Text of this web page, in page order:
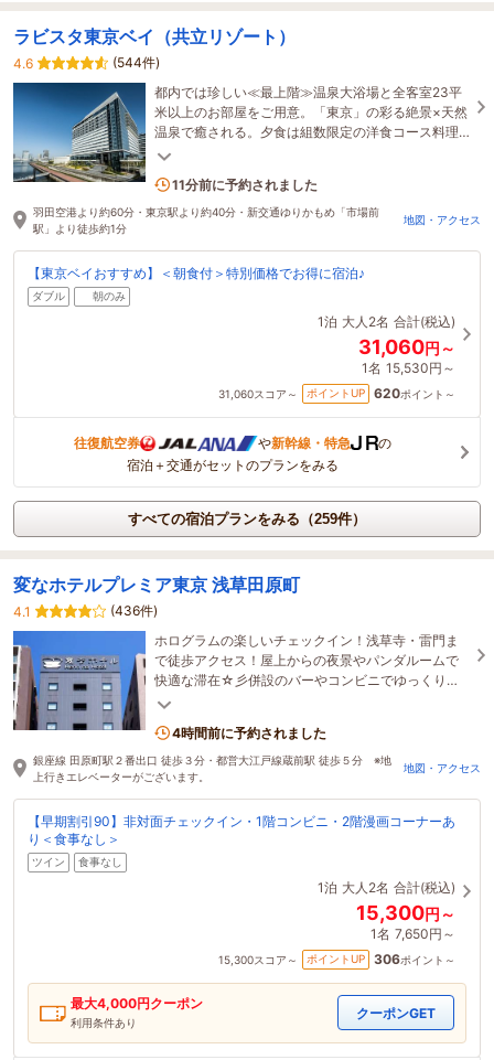
ラビスタ東京ベイ（共立リゾート）
4.6
(544件)
都内では珍しい≪最上階≫温泉大浴場と全客室23平
米以上のお部屋をご用意。「東京」の彩る絶景×天然
温泉で癒される。夕食は組数限定の洋食コース料理
＆朝食は90種以上の和洋バイキングで舌鼓。
5名がこの宿を見ています
11分前に予約されました
羽田空港より約60分・東京駅より約40分・新交通ゆりかもめ「市場前
駅」より徒歩約1分
地図・アクセス
【東京ベイおすすめ】＜朝食付＞特別価格でお得に宿泊♪
ダブル 朝のみ
1泊 大人2名 合計(税込)
31,060円～
1名 15,530円～
31,060スコア～ ポイントUP 620ポイント～
往復航空券 や新幹線・特急
の
宿泊＋交通がセットのプランをみる
すべての宿泊プランをみる（259件）
変なホテルプレミア東京 浅草田原町
4.1
(436件)
ホログラムの楽しいチェックイン！浅草寺・雷門ま
で徒歩アクセス！屋上からの夜景やパンダルームで
快適な滞在☆彡併設のバーやコンビニでゆっくり一
息♪東京スカイツリー(R)パートナーホテル認定！
4時間前に予約されました
銀座線 田原町駅２番出口 徒歩３分・都営大江戸線蔵前駅 徒歩５分 ※地
上行きエレベーターがございます。
地図・アクセス
【早期割引90】非対面チェックイン・1階コンビニ・2階漫画コーナーあ
り＜食事なし＞
ツイン 食事なし
1泊 大人2名 合計(税込)
15,300円～
1名 7,650円～
15,300スコア～ ポイントUP 306ポイント～
最大4,000円クーポン
利用条件あり
クーポンGET